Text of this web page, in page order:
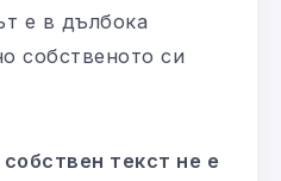
е в дълбока
собственото си
текст не е